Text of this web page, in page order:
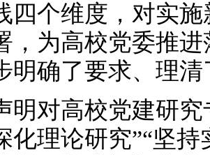
四个维度，对实
，为高校党委推
明确了要求、理
对高校党建研究
化理论研究”“坚